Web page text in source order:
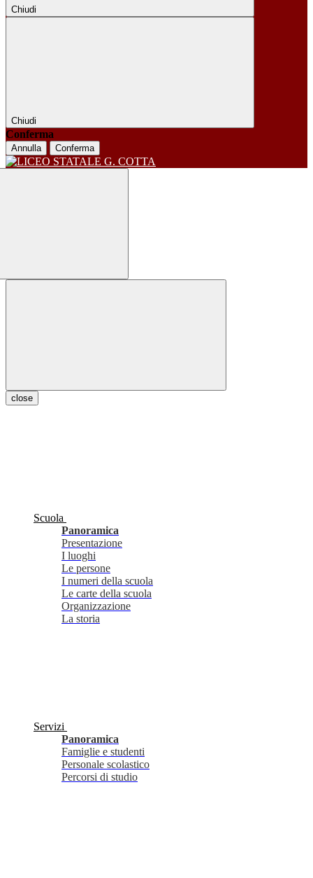
Chiudi
Chiudi
Conferma
Annulla Conferma
close
Scuola
Panoramica
Presentazione
I luoghi
Le persone
I numeri della scuola
Le carte della scuola
Organizzazione
La storia
Servizi
Panoramica
Famiglie e studenti
Personale scolastico
Percorsi di studio